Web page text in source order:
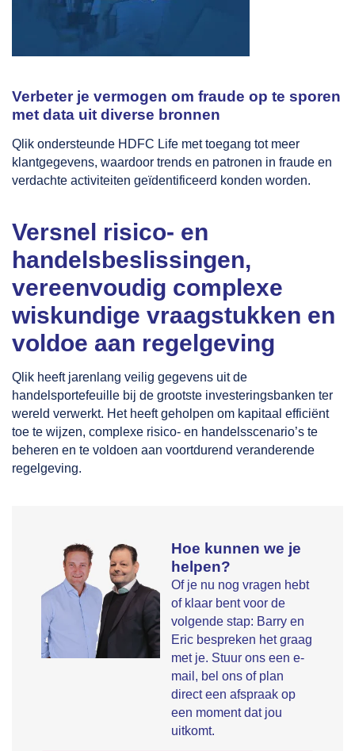
Verbeter je vermogen om fraude op te sporen
met data uit diverse bronnen
Qlik ondersteunde HDFC Life met toegang tot meer
klantgegevens, waardoor trends en patronen in fraude en
verdachte activiteiten geïdentificeerd konden worden.
Versnel risico- en
handelsbeslissingen,
vereenvoudig complexe
wiskundige vraagstukken en
voldoe aan regelgeving
Qlik heeft jarenlang veilig gegevens uit de
handelsportefeuille bij de grootste investeringsbanken ter
wereld verwerkt. Het heeft geholpen om kapitaal efficiënt
toe te wijzen, complexe risico- en handelsscenario’s te
beheren en te voldoen aan voortdurend veranderende
regelgeving.
Hoe kunnen we je
helpen?
Of je nu nog vragen hebt
of klaar bent voor de
volgende stap: Barry en
Eric bespreken het graag
met je. Stuur ons een e-
mail, bel ons of plan
direct een afspraak op
een moment dat jou
uitkomt.